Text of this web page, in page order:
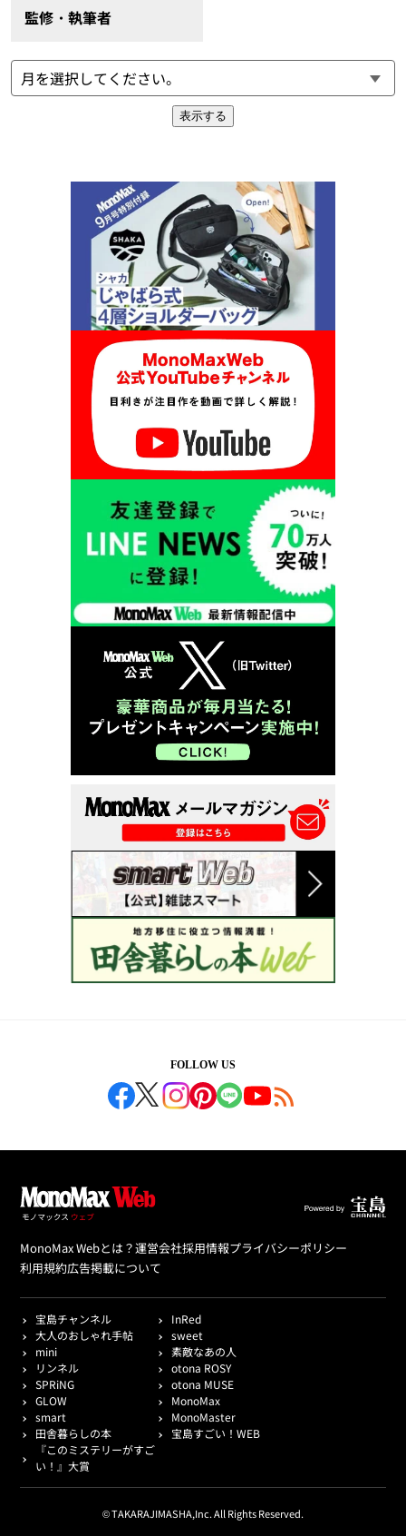
監修・執筆者
表示する
FOLLOW US
MonoMax Webとは？運営会社採用情報プライバシーポリシー
利用規約広告掲載について
宝島チャンネル
InRed
大人のおしゃれ手帖
sweet
mini
素敵なあの人
リンネル
otona ROSY
SPRiNG
otona MUSE
GLOW
MonoMax
smart
MonoMaster
田舎暮らしの本
宝島すごい！WEB
『このミステリーがすご
い！』大賞
© TAKARAJIMASHA,Inc. All Rights Reserved.